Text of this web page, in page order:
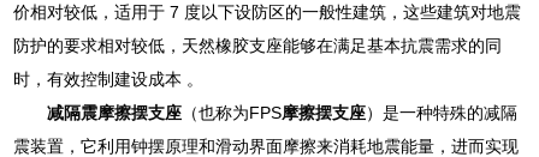
价相对较低，适用于 7 度以下设防区的一般性建筑，这些建筑对地震
防护的要求相对较低，天然橡胶支座能够在满足基本抗震需求的同
时，有效控制建设成本 。
减隔震摩擦摆支座 （也称为FPS摩擦摆支座）是一种特殊的减隔
震装置，它利用钟摆原理和滑动界面摩擦来消耗地震能量，进而实现